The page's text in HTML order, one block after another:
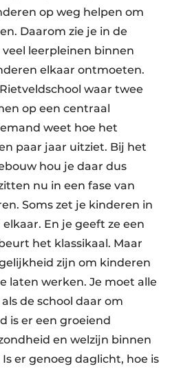
op weg helpen om
Daarom zie je in de
leerpleinen binnen
elkaar ontmoeten.
waar twee
op een centraal
weet hoe het
paar jaar uitziet. Bij het
hou je daar dus
nu in een fase van
Soms zet je kinderen in
En je geeft ze een
het klassikaal. Maar
zijn om kinderen
laten werken. Je moet alle
de school daar om
is er een groeiend
en welzijn binnen
er genoeg daglicht, hoe is